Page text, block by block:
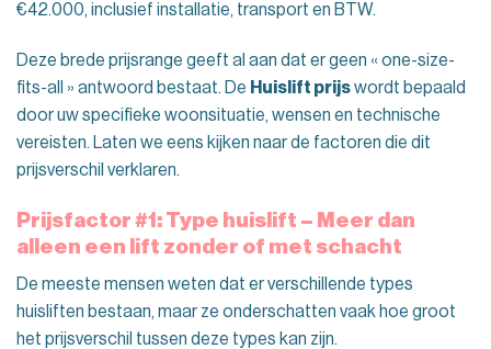
€42.000, inclusief installatie, transport en BTW.
Deze brede prijsrange geeft al aan dat er geen « one-size-
fits-all » antwoord bestaat. De Huislift prijswordt bepaald
door uw specifieke woonsituatie, wensen en technische
vereisten. Laten we eens kijken naar de factoren die dit
prijsverschil verklaren.
Prijsfactor #1: Type huislift – Meer dan
alleen een lift zonder of met schacht
De meeste mensen weten dat er verschillende types
huisliften bestaan, maar ze onderschatten vaak hoe groot
het prijsverschil tussen deze types kan zijn.